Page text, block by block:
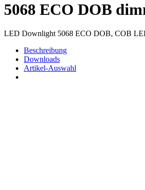
5068 ECO DOB
LED Downlight 5068 ECO DOB, COB
Beschreibung
Downloads
Artikel-Auswahl